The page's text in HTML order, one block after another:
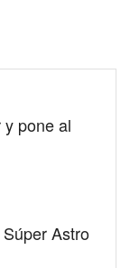
pone al
Astro